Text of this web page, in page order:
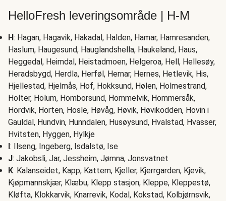
HelloFresh leveringsområde | H-M
H: Hagan, Hagavik, Hakadal, Halden, Hamar, Hamresanden,
Haslum, Haugesund, Hauglandshella, Haukeland, Haus,
Heggedal, Heimdal, Heistadmoen, Helgeroa, Hell, Hellesøy,
Heradsbygd, Herdla, Herføl, Hernar, Hernes, Hetlevik, His,
Hjellestad, Hjelmås, Hof, Hokksund, Hølen, Holmestrand,
Holter, Holum, Homborsund, Hommelvik, Hommersåk,
Hordvik, Horten, Hosle, Høvåg, Høvik, Høvikodden, Hovin i
Gauldal, Hundvin, Hunndalen, Husøysund, Hvalstad, Hvasser,
Hvitsten, Hyggen, Hylkje
I: Ilseng, Ingeberg, Isdalstø, Ise
J: Jakobsli, Jar, Jessheim, Jømna, Jonsvatnet
K: Kalanseidet, Kapp, Kattem, Kjeller, Kjerrgarden, Kjevik,
Kjøpmannskjær, Klæbu, Klepp stasjon, Kleppe, Kleppestø,
Kløfta, Klokkarvik, Knarrevik, Kodal, Kokstad, Kolbjørnsvik,